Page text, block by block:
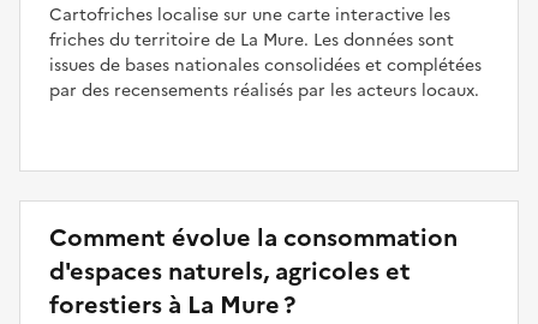
Cartofriches localise sur une carte interactive les
friches du territoire de La Mure. Les données sont
issues de bases nationales consolidées et complétées
par des recensements réalisés par les acteurs locaux.
Comment évolue la consommation
d'espaces naturels, agricoles et
forestiers à La Mure ?